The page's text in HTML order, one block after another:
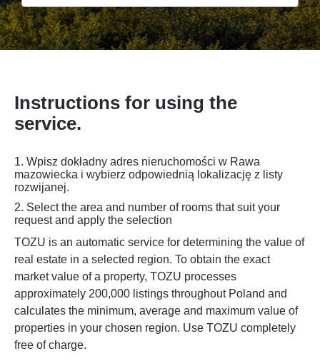
Instructions for using the
service.
1. Wpisz dokładny adres nieruchomości w Rawa
mazowiecka i wybierz odpowiednią lokalizację z listy
rozwijanej.
2. Select the area and number of rooms that suit your
request and apply the selection
TOZU is an automatic service for determining the value of
real estate in a selected region. To obtain the exact
market value of a property, TOZU processes
approximately 200,000 listings throughout Poland and
calculates the minimum, average and maximum value of
properties in your chosen region. Use TOZU completely
free of charge.